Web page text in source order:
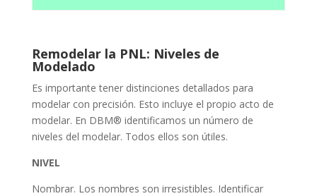
Remodelar la PNL: Niveles de
Modelado
Es importante tener distinciones detallados para
modelar con precisión. Esto incluye el propio acto de
modelar. En DBM® identificamos un número de
niveles del modelar. Todos ellos son útiles.
NIVEL
Nombrar. Los nombres son irresistibles. Identificar